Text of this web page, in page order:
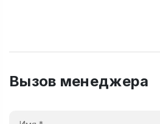
Вызов менеджера